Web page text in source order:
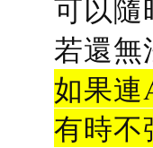
可以隨
若還
如果連
有時不